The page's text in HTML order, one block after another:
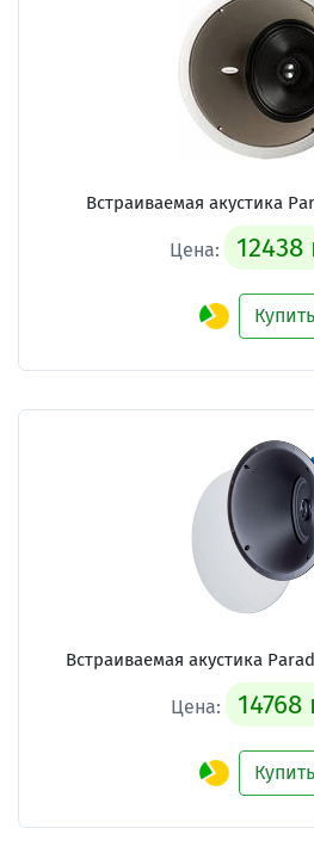
Встраиваемая акустика
Цена: 12438
Купить
Встраиваемая акустика
Цена: 14768
Купить